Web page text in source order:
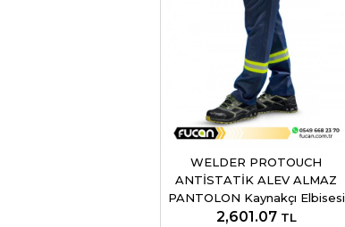
WELDER PROTOUCH
ANTİSTATİK ALEV ALMAZ
PANTOLON Kaynakçı Elbisesi
2,601.07 TL